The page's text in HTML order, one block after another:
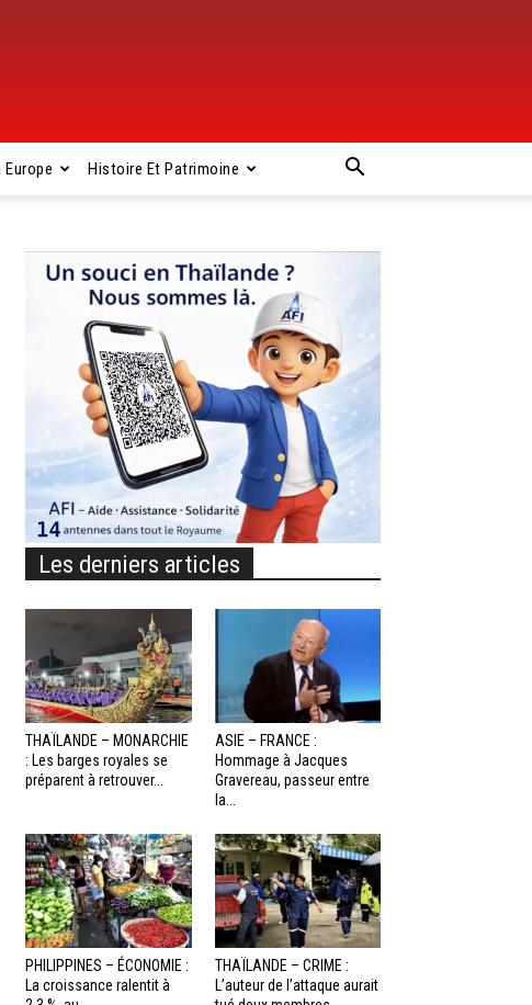
Europe Histoire Et Patrimoine
Les derniers articles
THAÏLANDE – MONARCHIE
: Les barges royales se
préparent à retrouver...
ASIE – FRANCE :
Hommage à Jacques
Gravereau, passeur entre
la...
PHILIPPINES – ÉCONOMIE :
La croissance ralentit à
THAÏLANDE – CRIME :
L’auteur de l’attaque aurait